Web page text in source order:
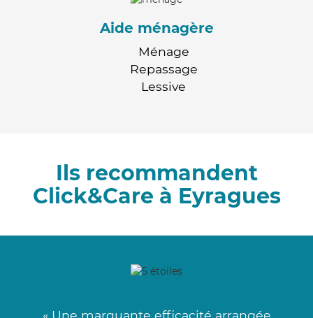
Aide ménagère
Ménage
Repassage
Lessive
Ils recommandent
Click&Care à Eyragues
« Une marquante efficacité arrangée